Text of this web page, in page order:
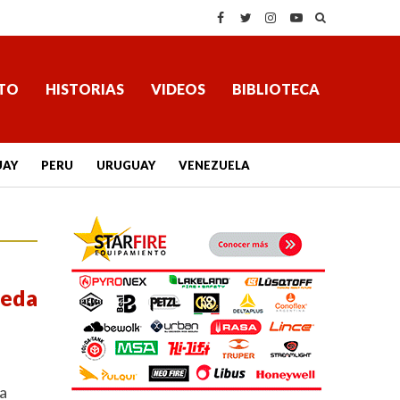
HISTORIAS VIDEOS BIBLIOTECA
PERU URUGUAY VENEZUELA